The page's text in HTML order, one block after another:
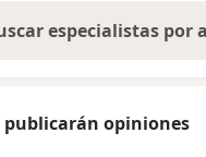
especialistas por
publicarán opiniones